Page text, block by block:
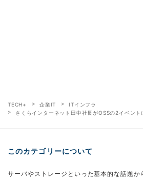
TECH+ 企業IT
ITインフラ
さくらインターネット田中社長がOSSの2イベン
このカテゴリーについて
サーバやストレージといった基本的な話題か